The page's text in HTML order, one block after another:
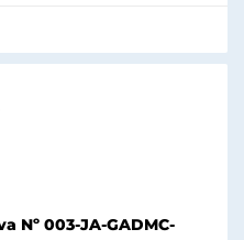
Nº 003-JA-GADMC-